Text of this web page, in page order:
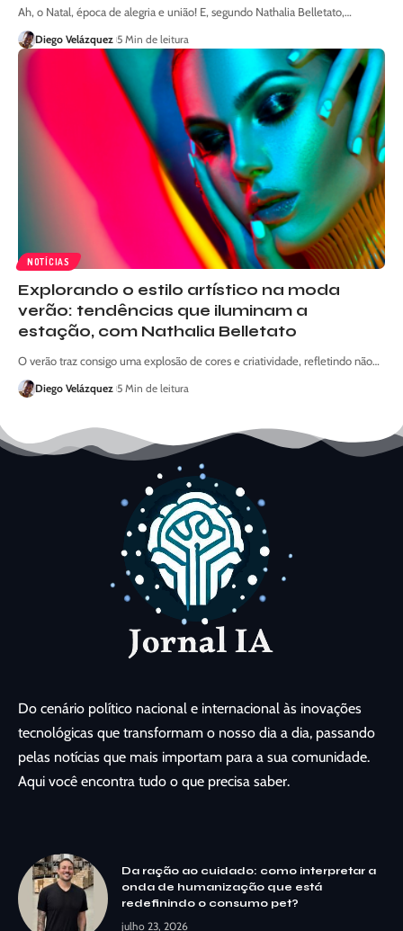
Ah, o Natal, época de alegria e união! E, segundo Nathalia Belletato,…
Diego Velázquez 5 Min de leitura
NOTÍCIAS
Explorando o estilo artístico na moda
verão: tendências que iluminam a
estação, com Nathalia Belletato
O verão traz consigo uma explosão de cores e criatividade, refletindo não…
Diego Velázquez 5 Min de leitura
Do cenário político nacional e internacional às inovações
tecnológicas que transformam o nosso dia a dia, passando
pelas notícias que mais importam para a sua comunidade.
Aqui você encontra tudo o que precisa saber.
Da ração ao cuidado: como interpretar a
onda de humanização que está
redefinindo o consumo pet?
julho 23, 2026